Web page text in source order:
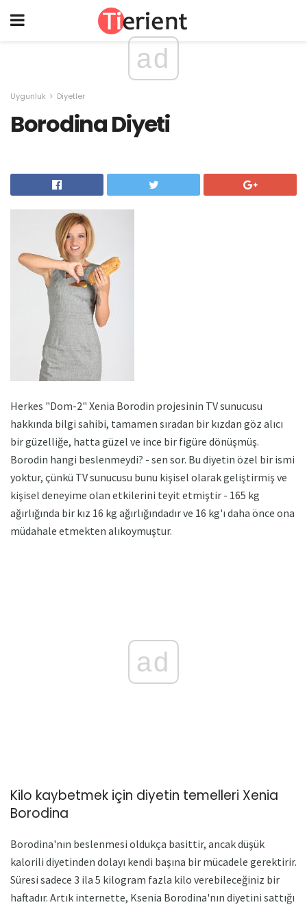
ad
Uygunluk Diyetler
Borodina Diyeti
Herkes "Dom-2" Xenia Borodin projesinin TV sunucusu
hakkında bilgi sahibi, tamamen sıradan bir kızdan göz alıcı
bir güzelliğe, hatta güzel ve ince bir figüre dönüşmüş.
Borodin hangi beslenmeydi? - sen sor. Bu diyetin özel bir ismi
yoktur, çünkü TV sunucusu bunu kişisel olarak geliştirmiş ve
kişisel deneyime olan etkilerini teyit etmiştir - 165 kg
ağırlığında bir kız 16 kg ağırlığındadır ve 16 kg'ı daha önce ona
müdahale etmekten alıkoymuştur.
ad
Kilo kaybetmek için diyetin temelleri Xenia
Borodina
Borodina'nın beslenmesi oldukça basittir, ancak düşük
kalorili diyetinden dolayı kendi başına bir mücadele gerektirir.
Süresi sadece 3 ila 5 kilogram fazla kilo verebileceğiniz bir
haftadır. Artık internette, Ksenia Borodina'nın diyetini sattığı